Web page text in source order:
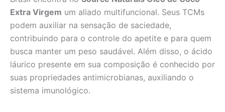
Extra Virgem um aliado multifuncional. Seus TCMs
podem auxiliar na sensação de saciedade,
contribuindo para o controle do apetite e para quem
busca manter um peso saudável. Além disso, o ácido
láurico presente em sua composição é conhecido por
suas propriedades antimicrobianas, auxiliando o
sistema imunológico.